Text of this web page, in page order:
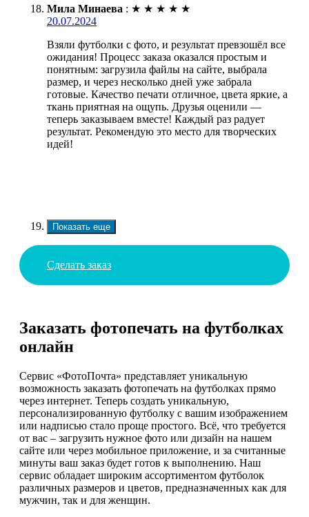
Мила Минаева : ★ ★ ★ ★ ★
20.07.2024
Взяли футболки с фото, и результат превзошёл все
ожидания! Процесс заказа оказался простым и
понятным: загрузила файлы на сайте, выбрала
размер, и через несколько дней уже забрала
готовые. Качество печати отличное, цвета яркие, а
ткань приятная на ощупь. Друзья оценили —
теперь заказываем вместе! Каждый раз радует
результат. Рекомендую это место для творческих
идей!
Показать еще
Сделать заказ
Заказать фотопечать на футболках
онлайн
Сервис «ФотоПочта» представляет уникальную
возможность заказать фотопечать на футболках прямо
через интернет. Теперь создать уникальную,
персонализированную футболку с вашим изображением
или надписью стало проще простого. Всё, что требуется
от вас – загрузить нужное фото или дизайн на нашем
сайте или через мобильное приложение, и за считанные
минуты ваш заказ будет готов к выполнению. Наш
сервис обладает широким ассортиментом футболок
различных размеров и цветов, предназначенных как для
мужчин, так и для женщин.